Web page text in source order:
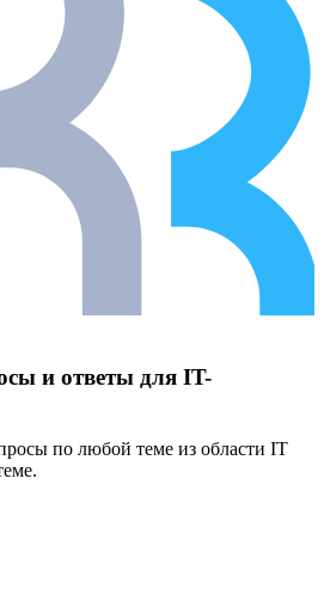
и ответы для IT-
по любой теме из области IT